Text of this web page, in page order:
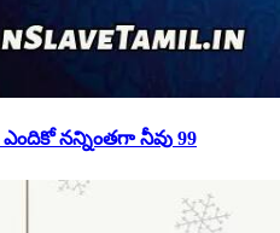
ఎందికో నన్నింతగా నీవు 99